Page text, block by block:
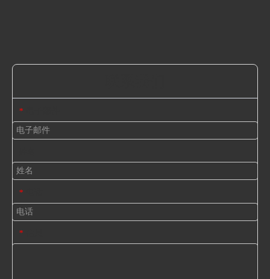
*
*
*